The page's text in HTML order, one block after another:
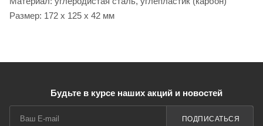
Размер: 172 х 125 х 42 мм
Будьте в курсе наших акций и новостей
ПОДПИСАТЬСЯ